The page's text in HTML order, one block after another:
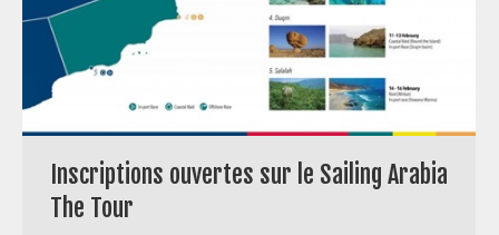
Inscriptions ouvertes sur le Sailing Arabia
The Tour